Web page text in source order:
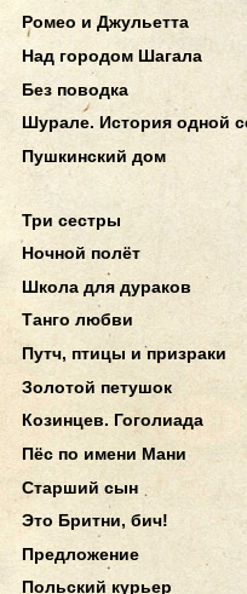
Ромео и Джульетта
Над городом Шагала
Без поводка
Шурале. История одной
Пушкинский дом
Три сестры
Ночной полёт
Школа для дураков
Танго любви
Путч, птицы и призраки
Золотой петушок
Козинцев. Гоголиада
Пёс по имени Мани
Старший сын
Это Бритни, бич!
Предложение
Польский курьер